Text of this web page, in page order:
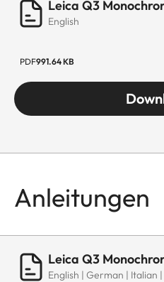
Leica Q3
English
PDF991.64 KB
Anleitungen
Leica Q3
English | German | Italian